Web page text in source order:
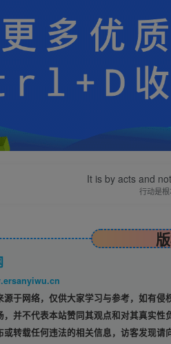
It is by acts and
行动是
于网络，仅供大家学习与参考，如有侵
并不代表本站赞同其观点和对其真实性
转载任何违法的相关信息，访客发现请